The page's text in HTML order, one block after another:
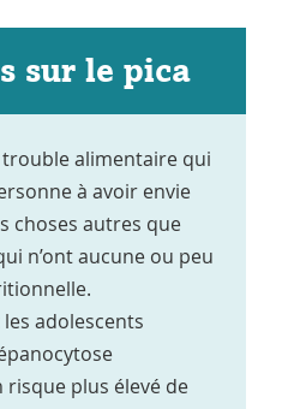
sur le pica
trouble alimentaire qui
à avoir envie
choses autres que
n’ont aucune ou peu
adolescents
plus élevé de